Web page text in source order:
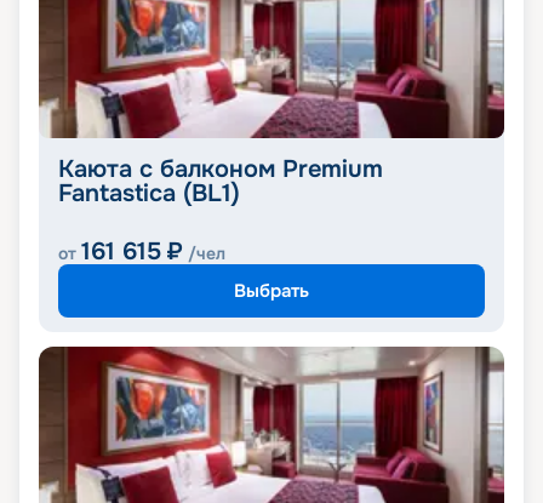
Каюта с балконом Premium
Fantastica (BL1)
от 161 615 ₽ /чел
Выбрать